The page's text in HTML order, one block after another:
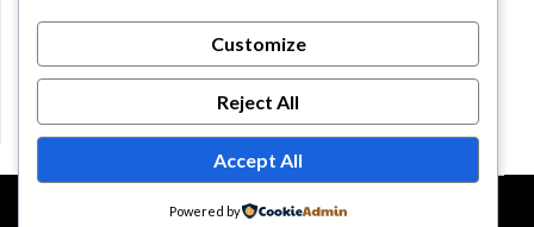
©2026 KoronoVirus| Design:Newspaperly WordPress
Customize
Reject All
Accept All
Powered by